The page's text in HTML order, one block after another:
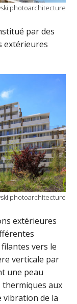
photoarchitecture
par des
extérieures
photoarchitecture
extérieures
vers le
verticale par
une peau
aux
vibration de la